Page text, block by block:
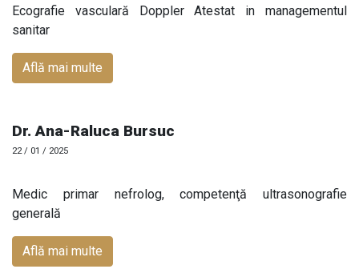
Ecografie vasculară Doppler Atestat in managementul
sanitar
Află mai multe
Dr. Ana-Raluca Bursuc
22 / 01 / 2025
Medic primar nefrolog, competenţă ultrasonografie
generală
Află mai multe